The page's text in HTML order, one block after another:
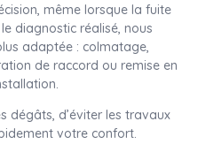
même lorsque la fuite
diagnostic réalisé, nous
adaptée : colmatage,
de raccord ou remise en
dégâts, d’éviter les travaux
votre confort.